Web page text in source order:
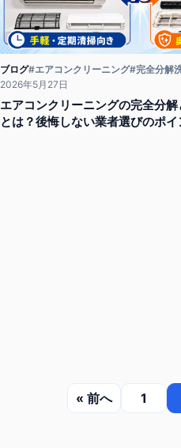
ブログ#エアコンクリーニング#完全分解
2026年5月27日
エアコンクリーニングの完全分
とは？後悔しない業者選びのポイ
« 前へ 1